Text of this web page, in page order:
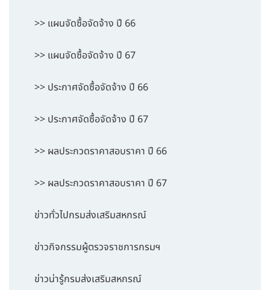
>> แผนจัดซื้อจัดจ้าง ปี 66
>> แผนจัดซื้อจัดจ้าง ปี 67
>> ประกาศจัดซื้อจัดจ้าง ปี 66
>> ประกาศจัดซื้อจัดจ้าง ปี 67
>> ผลประกวดราคาสอบราคา ปี 66
>> ผลประกวดราคาสอบราคา ปี 67
ข่าวทั่วไปกรมส่งเสริมสหกรณ์
ข่าวกิจกรรมผู้ตรวจราชการกรมฯ
ข่าวน่ารู้กรมส่งเสริมสหกรณ์